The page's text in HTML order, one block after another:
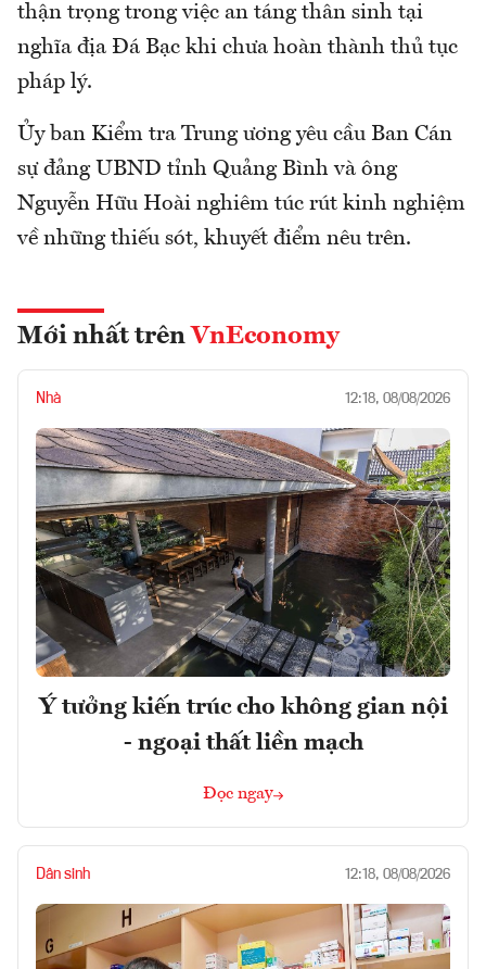
thận trọng trong việc an táng thân sinh tại
nghĩa địa Đá Bạc khi chưa hoàn thành thủ tục
pháp lý.
Ủy ban Kiểm tra Trung ương yêu cầu Ban Cán
sự đảng UBND tỉnh Quảng Bình và ông
Nguyễn Hữu Hoài nghiêm túc rút kinh nghiệm
về những thiếu sót, khuyết điểm nêu trên.
Mới nhất trên VnEconomy
Nhà 12:18, 08/08/2026
Ý tưởng kiến trúc cho không gian nội
- ngoại thất liền mạch
Đọc ngay
Dân sinh 12:18, 08/08/2026